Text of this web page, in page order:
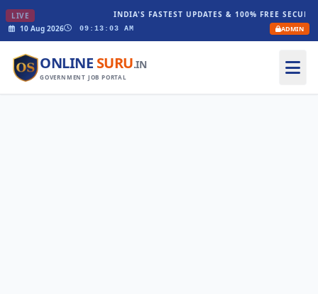
LIVE
INDIA'S FASTEST UPDATES & 100% FREE SECURE
10 Aug 2026
09:13:03 AM ADMIN
ONLINE SURU.IN
GOVERNMENT JOB PORTAL